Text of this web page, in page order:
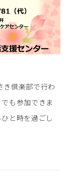
倶楽部で行わ
も参加できま
と時を過ごし